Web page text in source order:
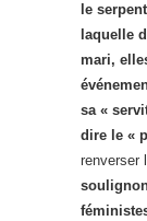
le
laquelle
mari,
sa «
dire le «
renverser